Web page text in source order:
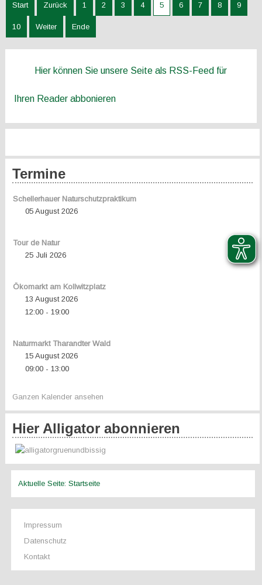
Start Zurück 1 2 3 4 5 6 7 8 9
10 Weiter Ende
Hier können Sie unsere Seite als RSS-Feed für
Ihren Reader abbonieren
Termine
Schellerhauer Naturschutzpraktikum
05 August 2026
Tour de Natur
25 Juli 2026
Ökomarkt am Kollwitzplatz
13 August 2026
12:00- 19:00
Naturmarkt Tharandter Wald
15 August 2026
09:00- 13:00
Ganzen Kalender ansehen
Hier Alligator abonnieren
Aktuelle Seite:Startseite
Impressum
Datenschutz
Kontakt